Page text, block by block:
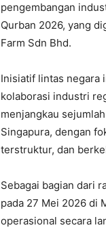
pengembangan
Qurban 2026, yang
Farm Sdn Bhd.
Inisiatif lintas negara
kolaborasi industri
menjangkau
Singapura, dengan
terstruktur, dan
Sebagai bagian dari
pada 27 Mei 2026 di
operasional secara